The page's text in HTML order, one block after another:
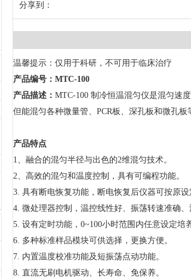
分享到：
温馨提示：仅用于科研，不可用于临床治疗
产品编号： MTC-100
产品描述： MTC-100 制冷恒温混匀仪是混匀速
但能混匀各种微量管、PCR板、深孔板和微孔
产品特点
1、融合的混匀半径与出色的2维混匀技术。
2、高效的混匀和温度控制，具有可编程功能。
3. 具有断电恢复功能，断电恢复后仪器可按原设
4. 微处理器控制，温控线性好、振荡转速准确、
5. 设有定时功能，0~100小时范围内任意设定培
6. 多种标准样品模块可供选择，更换方便。
7. 内置温度校准功能及短振荡点动功能。
8. 直流无刷电机驱动、长寿命、免保养。